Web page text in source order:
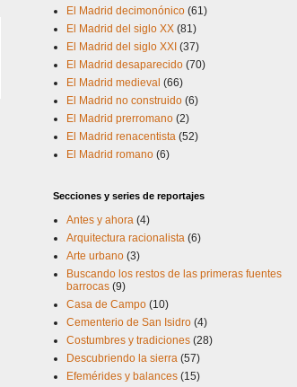
El Madrid decimonónico (61)
El Madrid del siglo XX (81)
El Madrid del siglo XXI (37)
El Madrid desaparecido (70)
El Madrid medieval (66)
El Madrid no construido (6)
El Madrid prerromano (2)
El Madrid renacentista (52)
El Madrid romano (6)
Secciones y series de reportajes
Antes y ahora (4)
Arquitectura racionalista (6)
Arte urbano (3)
Buscando los restos de las primeras fuentes
barrocas (9)
Casa de Campo (10)
Cementerio de San Isidro (4)
Costumbres y tradiciones (28)
Descubriendo la sierra (57)
Efemérides y balances (15)